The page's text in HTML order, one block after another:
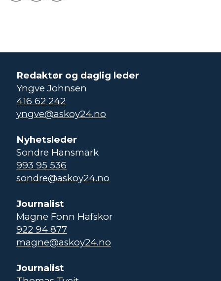
Redaktør og daglig leder
Yngve Johnsen
416 62 242
yngve@askoy24.no
Nyhetsleder
Sondre Hansmark
993 95 536
sondre@askoy24.no
Journalist
Magne Fonn Hafskor
922 94 877
magne@askoy24.no
Journalist